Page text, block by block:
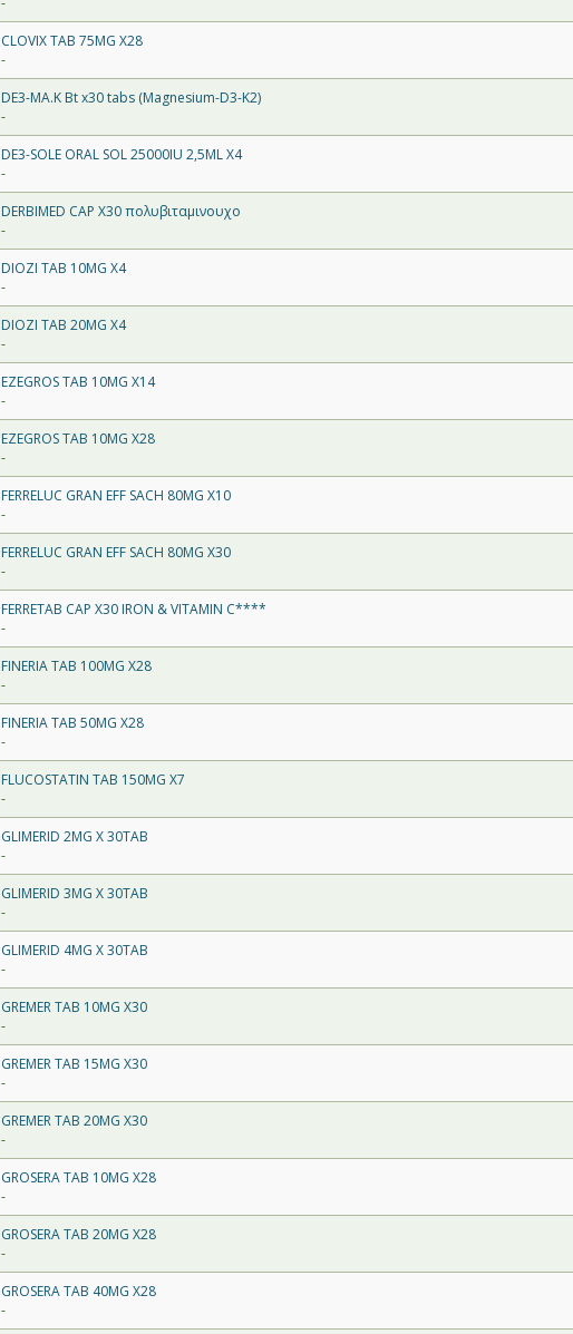
CLOVIX TAB 75MG X28
-
DE3-MA.K Bt x30 tabs (Magnesium-D3-K2)
-
DE3-SOLE ORAL SOL 25000IU 2,5ML X4
-
DERBIMED CAP X30 πολυβιταμινουχο
-
DIOZI TAB 10MG X4
-
DIOZI TAB 20MG X4
-
EZEGROS TAB 10MG X14
-
EZEGROS TAB 10MG X28
-
FERRELUC GRAN EFF SACH 80MG X10
-
FERRELUC GRAN EFF SACH 80MG X30
-
FERRETAB CAP X30 IRON & VITAMIN C****
-
FINERIA TAB 100MG X28
-
FINERIA TAB 50MG X28
-
FLUCOSTATIN TAB 150MG X7
-
GLIMERID 2MG X 30TAB
-
GLIMERID 3MG X 30TAB
-
GLIMERID 4MG X 30TAB
-
GREMER TAB 10MG X30
-
GREMER TAB 15MG X30
-
GREMER TAB 20MG X30
-
GROSERA TAB 10MG X28
-
GROSERA TAB 20MG X28
-
GROSERA TAB 40MG X28
-